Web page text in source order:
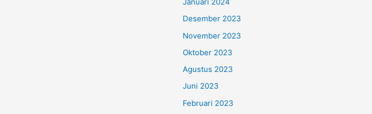
Desember 2023
November 2023
Oktober 2023
Agustus 2023
Juni 2023
Februari 2023